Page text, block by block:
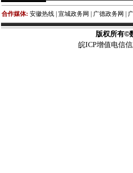
合作媒体: 安徽热线 | 宣城政务网 | 广德政务网 |
版权所有©
皖ICP增值电信